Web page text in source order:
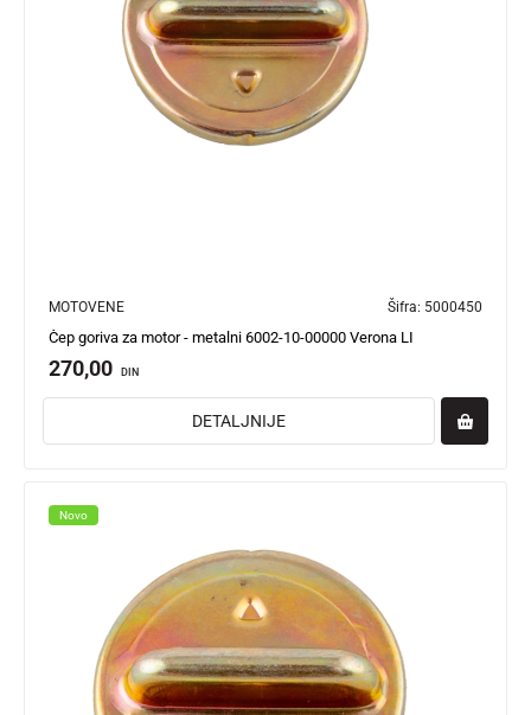
MOTOVENE Šifra: 5000450
Čep goriva za motor - metalni 6002-10-00000 Verona LI
270,00 DIN
DETALJNIJE
Novo